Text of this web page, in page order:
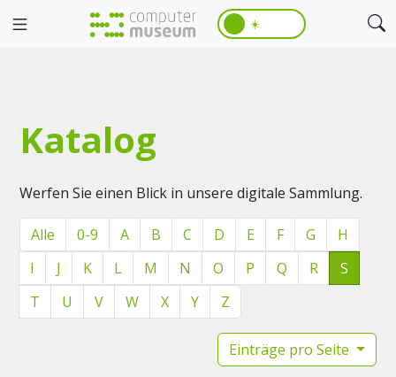
☀️
Katalog
Werfen Sie einen Blick in unsere digitale Sammlung.
Alle 0-9 A B C D E F G
H
I
J K L M N O P Q R
S
T
U V W X Y Z
Einträge pro Seite